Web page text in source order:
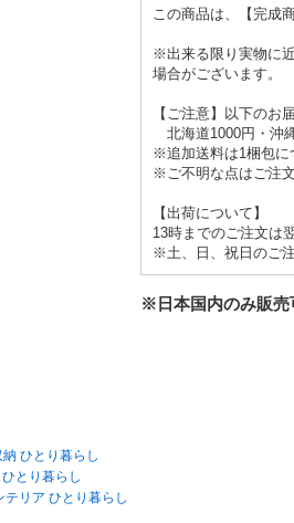
この商品は、 【完成
※出来る限り実物に
場合がございます。
【ご注意】以下のお
北海道1000円・沖
※追加送料は1梱包に
※ご不明な点はご注
【出荷について】
13時までのご注文は
※土、日、祝日のご
※日本国内のみ販売
ひとり暮らし
とり暮らし
リア ひとり暮らし